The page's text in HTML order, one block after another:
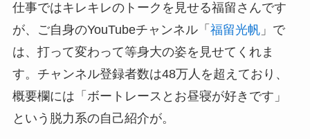
仕事ではキレキレのトークを見せる福留さんです
が、ご自身のYouTubeチャンネル「 福留光帆」で
は、打って変わって等身大の姿を見せてくれま
す。チャンネル登録者数は48万人を超えており、
概要欄には「ボートレースとお昼寝が好きです」
という脱力系の自己紹介が。